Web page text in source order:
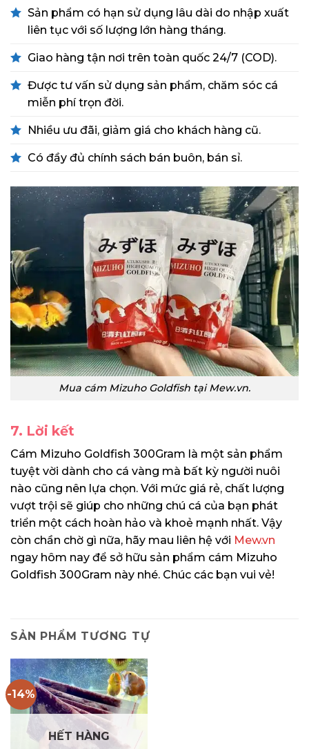
Sản phẩm có hạn sử dụng lâu dài do nhập xuất
liên tục với số lượng lớn hàng tháng.
Giao hàng tận nơi trên toàn quốc 24/7 (COD).
Được tư vấn sử dụng sản phẩm, chăm sóc cá
miễn phí trọn đời.
Nhiều ưu đãi, giảm giá cho khách hàng cũ.
Có đầy đủ chính sách bán buôn, bán sỉ.
Mua cám Mizuho Goldfish tại Mew.vn.
7. Lời kết
Cám Mizuho Goldfish 300Gram là một sản phẩm
tuyệt vời dành cho cá vàng mà bất kỳ người nuôi
nào cũng nên lựa chọn. Với mức giá rẻ, chất lượng
vượt trội sẽ giúp cho những chú cá của bạn phát
triển một cách hoàn hảo và khoẻ mạnh nhất. Vậy
còn chần chờ gì nữa, hãy mau liên hệ với Mew.vn
ngay hôm nay để sở hữu sản phẩm cám Mizuho
Goldfish 300Gram này nhé. Chúc các bạn vui vẻ!
SẢN PHẨM TƯƠNG TỰ
-14%
HẾT HÀNG